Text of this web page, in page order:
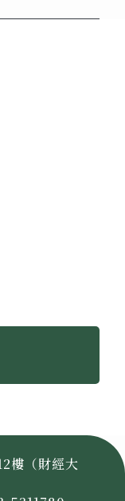
樓（財經大